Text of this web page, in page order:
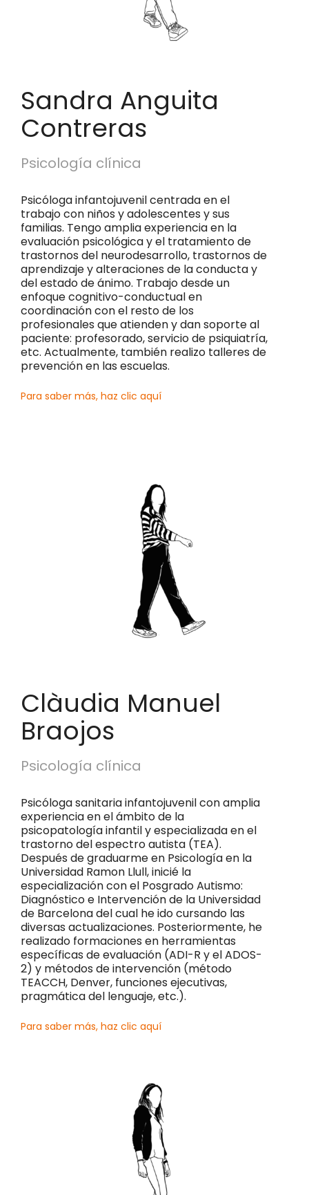
Sandra Anguita
Contreras
Psicología clínica
Psicóloga infantojuvenil centrada en el
trabajo con niños y adolescentes y sus
familias. Tengo amplia experiencia en la
evaluación psicológica y el tratamiento de
trastornos del neurodesarrollo, trastornos de
aprendizaje y alteraciones de la conducta y
del estado de ánimo. Trabajo desde un
enfoque cognitivo-conductual en
coordinación con el resto de los
profesionales que atienden y dan soporte al
paciente: profesorado, servicio de psiquiatría,
etc. Actualmente, también realizo talleres de
prevención en las escuelas.
Para saber más, haz clic aquí
Clàudia Manuel
Braojos
Psicología clínica
Psicóloga sanitaria infantojuvenil con amplia
experiencia en el ámbito de la
psicopatología infantil y especializada en el
trastorno del espectro autista (TEA).
Después de graduarme en Psicología en la
Universidad Ramon Llull, inicié la
especialización con el Posgrado Autismo:
Diagnóstico e Intervención de la Universidad
de Barcelona del cual he ido cursando las
diversas actualizaciones. Posteriormente, he
realizado formaciones en herramientas
específicas de evaluación (ADI-R y el ADOS-
2) y métodos de intervención (método
TEACCH, Denver, funciones ejecutivas,
pragmática del lenguaje, etc.).
Para saber más, haz clic aquí